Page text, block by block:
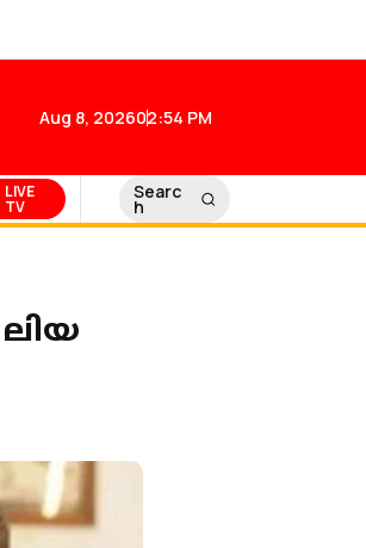
Aug 8, 202602:54 PM
LIVE
TV
Searc
h